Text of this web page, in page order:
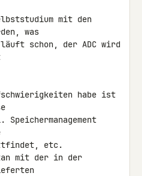
mit den
was
schon, der ADC wird
habe ist
etc.
mit der in der